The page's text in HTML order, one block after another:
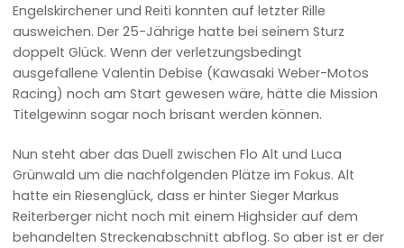
Engelskirchener und Reiti konnten auf letzter Rille
ausweichen. Der 25-Jährige hatte bei seinem Sturz
doppelt Glück. Wenn der verletzungsbedingt
ausgefallene Valentin Debise (Kawasaki Weber-Motos
Racing) noch am Start gewesen wäre, hätte die Mission
Titelgewinn sogar noch brisant werden können.
Nun steht aber das Duell zwischen Flo Alt und Luca
Grünwald um die nachfolgenden Plätze im Fokus. Alt
hatte ein Riesenglück, dass er hinter Sieger Markus
Reiterberger nicht noch mit einem Highsider auf dem
behandelten Streckenabschnitt abflog. So aber ist er der